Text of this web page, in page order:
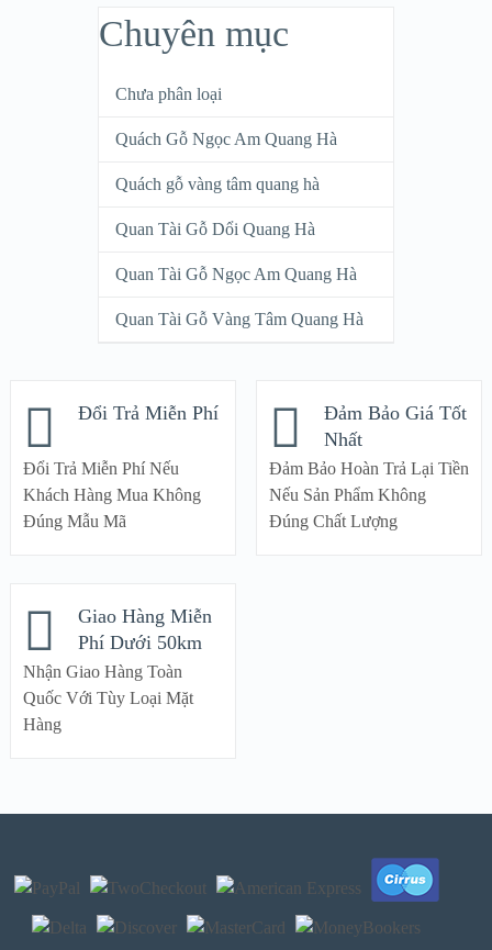
Chuyên mục
Chưa phân loại
Quách Gỗ Ngọc Am Quang Hà
Quách gỗ vàng tâm quang hà
Quan Tài Gỗ Dổi Quang Hà
Quan Tài Gỗ Ngọc Am Quang Hà
Quan Tài Gỗ Vàng Tâm Quang Hà
Đổi Trả Miễn Phí
Đổi Trả Miễn Phí Nếu
Khách Hàng Mua Không
Đúng Mẫu Mã
Đảm Bảo Giá Tốt
Nhất
Đảm Bảo Hoàn Trả Lại Tiền
Nếu Sản Phẩm Không
Đúng Chất Lượng
Giao Hàng Miễn
Phí Dưới 50km
Nhận Giao Hàng Toàn
Quốc Với Tùy Loại Mặt
Hàng